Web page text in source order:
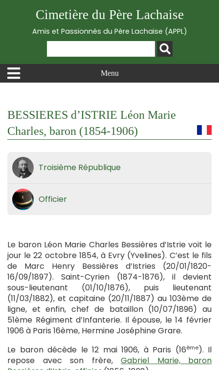
Cimetière du Père Lachaise
Amis et Passionnés du Père Lachaise (APPL)
Menu
BESSIERES d’ISTRIE Léon Marie
Charles, baron (1854-1906)
Troisième République
Officier
Le baron Léon Marie Charles Bessières d’Istrie voit le
jour le 22 octobre 1854, à Evry (Yvelines). C’est le fils
de Marc Henry Bessières d’Istries (20/01/1820-
16/09/1897). Saint-Cyrien (1874-1876), il devient
sous-lieutenant (01/10/1876), puis lieutenant
(11/03/1882), et capitaine (20/11/1887) au 103ème de
ligne, et enfin, chef de bataillon (10/07/1896) au
51ème Régiment d’Infanterie. Il épouse, le 14 février
1906 à Paris 16ème, Hermine Joséphine Grare.
Le baron décède le 12 mai 1906, à Paris (16ème). Il
repose avec son frère, Gabriel Marie, baron